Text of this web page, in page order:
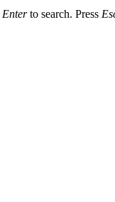
Enterto search. Press